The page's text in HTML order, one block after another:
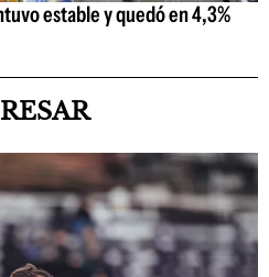
estable y quedó en 4,3%